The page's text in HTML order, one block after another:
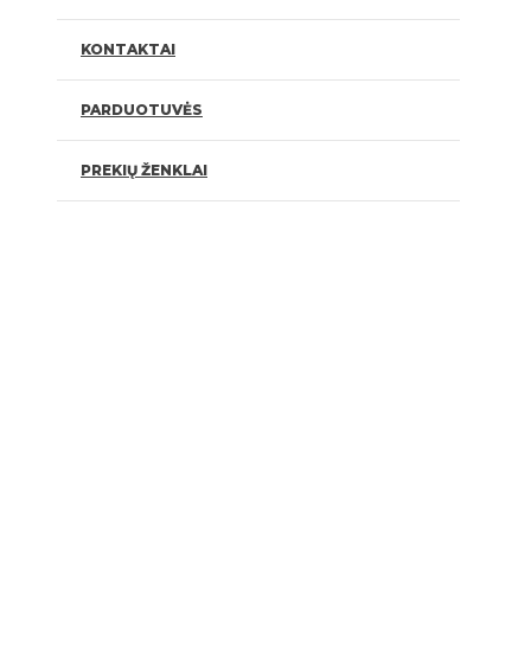
KONTAKTAI
PARDUOTUVĖS
PREKIŲ ŽENKLAI